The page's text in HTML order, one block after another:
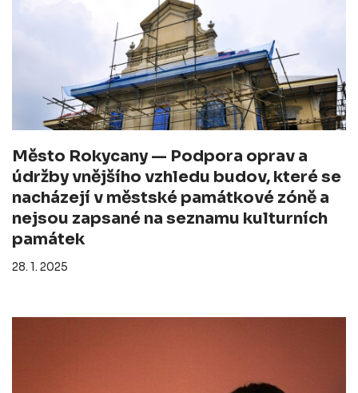
Město Rokycany — Podpora oprav a
údržby vnějšího vzhledu budov, které se
nacházejí v městské památkové zóně a
nejsou zapsané na seznamu kulturních
památek
28. 1. 2025